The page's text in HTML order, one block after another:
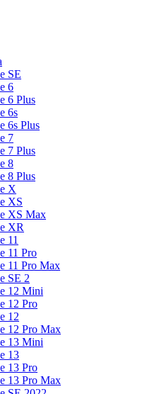
SE
6
6 Plus
6s
6s Plus
7
7 Plus
8
8 Plus
X
XS
XS Max
XR
11
11 Pro
11 Pro Max
SE 2
12 Mini
12 Pro
12
12 Pro Max
13 Mini
13
13 Pro
13 Pro Max